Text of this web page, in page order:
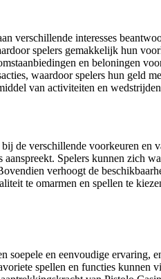
verschillende interesses
spelers gemakkelijk hun
en beloningen
waardoor spelers hun geld
van activiteiten en
de verschillende voorkeuren
Spelers kunnen zich
verhoogt de
te omarmen en spellen te
soepele en eenvoudige
spellen en functies kunnen